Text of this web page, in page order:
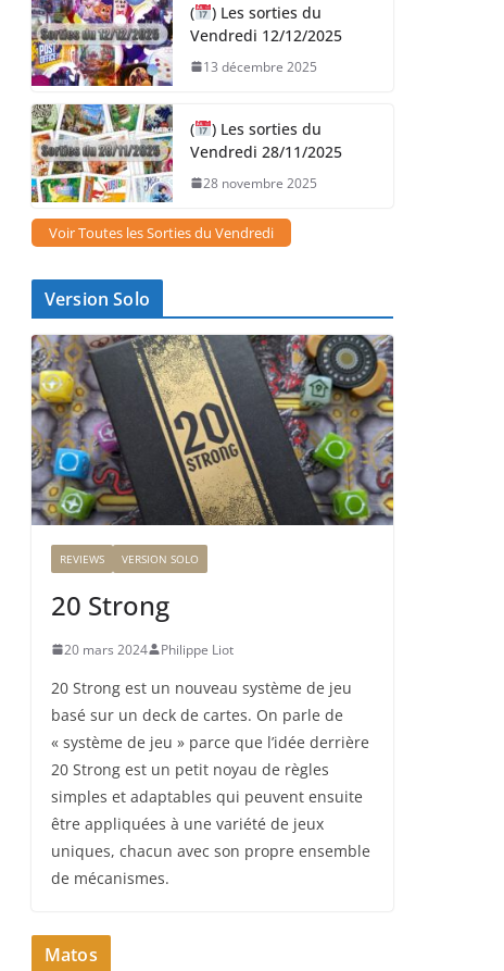
(
) Les sorties du
Vendredi 12/12/2025
13 décembre 2025
(
) Les sorties du
Vendredi 28/11/2025
28 novembre 2025
Voir Toutes les Sorties du Vendredi
Version Solo
REVIEWS VERSION SOLO
20 Strong
20 mars 2024 Philippe Liot
20 Strong est un nouveau système de jeu
basé sur un deck de cartes. On parle de
« système de jeu » parce que l’idée derrière
20 Strong est un petit noyau de règles
simples et adaptables qui peuvent ensuite
être appliquées à une variété de jeux
uniques, chacun avec son propre ensemble
de mécanismes.
Matos